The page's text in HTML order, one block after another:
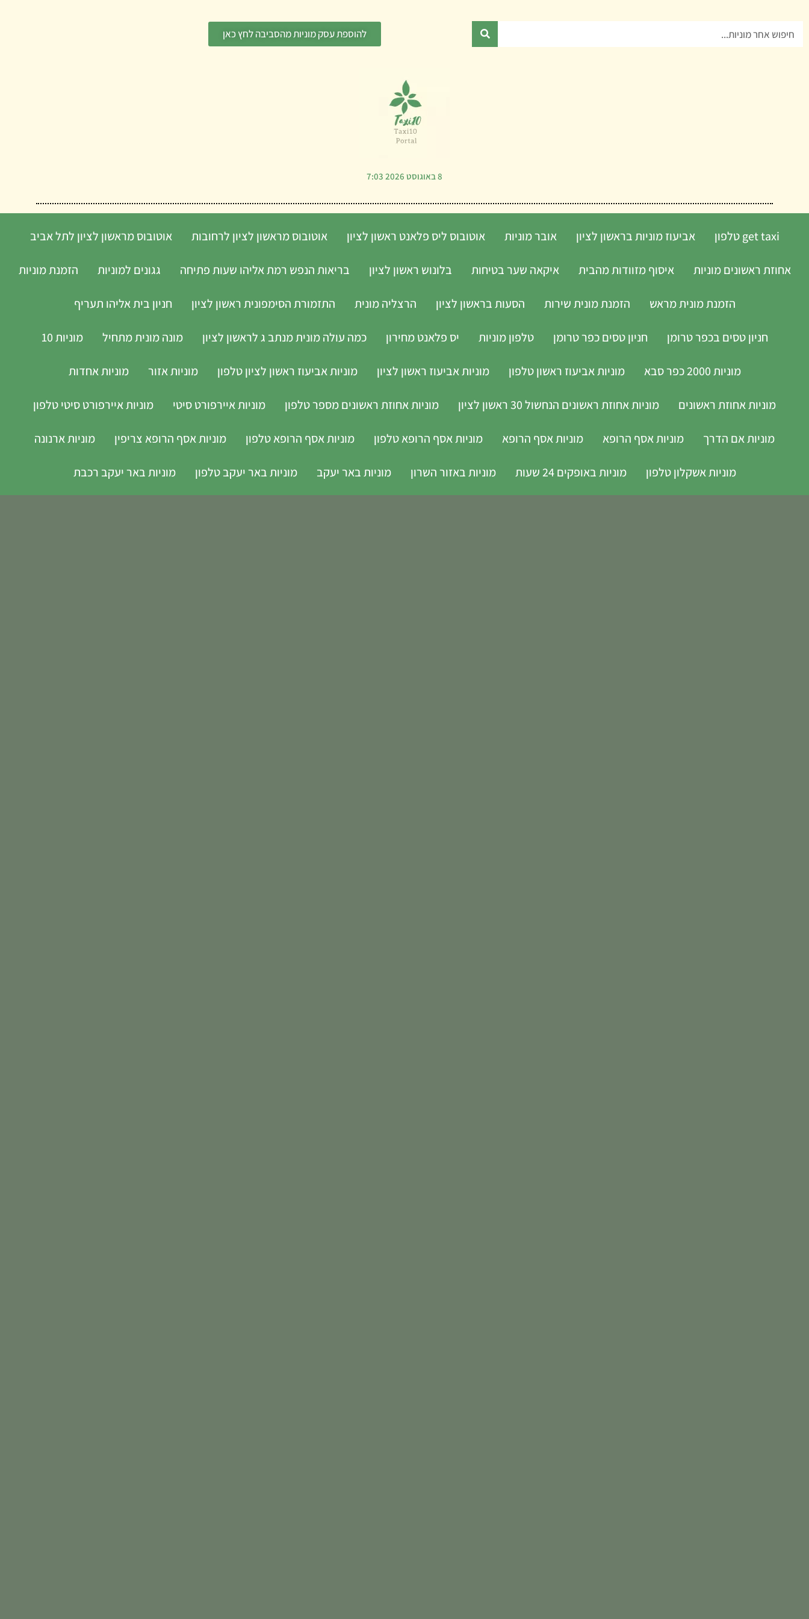
לתוכן
להוספת עסק מוניות מהסביבה לחץ כאן
8 באוגוסט 2026 7:03
get taxi טלפון אביעוז מוניות בראשון לציון אובר מוניות אוטובוס ליס פלאנט ראשון לציון אוטובוס מראשון לציון לרחובות אוטובוס מראשון לציון לתל אביב
אחוזת ראשונים מוניות איסוף מזוודות מהבית איקאה שער בטיחות בלונוש ראשון לציון בריאות הנפש רמת אליהו שעות פתיחה גגונים למוניות הזמנת מוניות
הזמנת מונית מראש הזמנת מונית שירות הסעות בראשון לציון הרצליה מונית התזמורת הסימפונית ראשון לציון חניון בית אליהו תעריף
חניון טסים בכפר טרומן חניון טסים כפר טרומן טלפון מוניות יס פלאנט מחירון כמה עולה מונית מנתב ג לראשון לציון מונה מונית מתחיל מוניות 10
מוניות 2000 כפר סבא מוניות אביעוז ראשון טלפון מוניות אביעוז ראשון לציון מוניות אביעוז ראשון לציון טלפון מוניות אזור מוניות אחדות
מוניות אחוזת ראשונים מוניות אחוזת ראשונים הנחשול 30 ראשון לציון מוניות אחוזת ראשונים מספר טלפון מוניות איירפורט סיטי מוניות איירפורט סיטי טלפון
מוניות אם הדרך מוניות אסף הרופא מוניות אסף הרופא מוניות אסף הרופא טלפון מוניות אסף הרופא טלפון מוניות אסף הרופא צריפין מוניות ארנונה
מוניות אשקלון טלפון מוניות באופקים 24 שעות מוניות באזור השרון מוניות באר יעקב מוניות באר יעקב טלפון מוניות באר יעקב רכבת